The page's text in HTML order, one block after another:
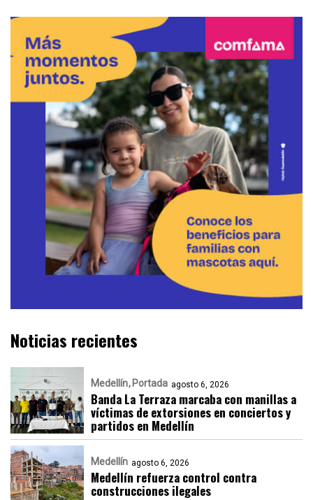
Noticias recientes
Medellín Portada agosto 6, 2026
Banda La Terraza marcaba con manillas a
víctimas de extorsiones en conciertos y
partidos en Medellín
Medellín agosto 6, 2026
Medellín refuerza control contra
construcciones ilegales